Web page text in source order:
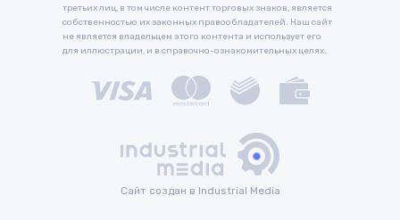
третьих лиц, в том числе контент торговых знаков, является
собственностью их законных правообладателей. Наш сайт
не является владельцем этого контента и использует его
для иллюстрации, и в справочно-ознакомительных целях.
Сайт создан в Industrial Media